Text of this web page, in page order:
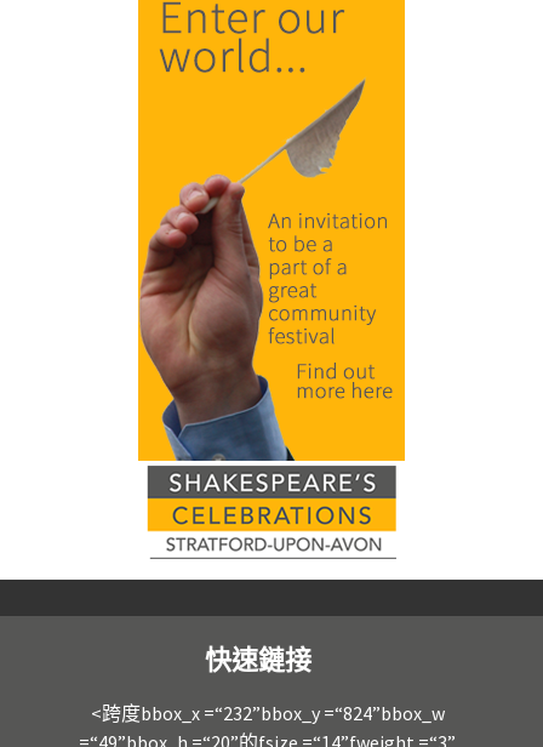
快速鏈接
<跨度bbox_x =“232”bbox_y =“824”bbox_w
=“49”bbox_h =“20”的fsize =“14”fweight =“3”